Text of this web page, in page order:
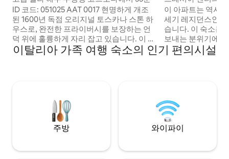
ID 코드: 051025 AAT 0017 현명하게 개조
된 1600년 독점 오리지널 토스카나 스톤 하
우스로, 완전한 프라이버시를 보장하는 언
덕 위에 훌륭하게 자리 잡고 있습니다. 이 빌
라는 360도 전망을 자랑하는 실제 엽서에
나온 것과 같은 곳에 위치해 있습니다. 코르
으며 몬테 산 사비노와 코르토나와 같은 마
을과 마을이 있는 발디키아나 계곡의 멋진
전망을 자랑합니다.
이 아파트는 역사
세기 레지던스인
습니다. 이 숙소는
보내는 분위기에
보낼 수 있도록 해
숙소를 현장 회의
서 몇 걸음 거리에
이탈리아 가족 여행 숙소의 인기 편의시설
주방 와이파이